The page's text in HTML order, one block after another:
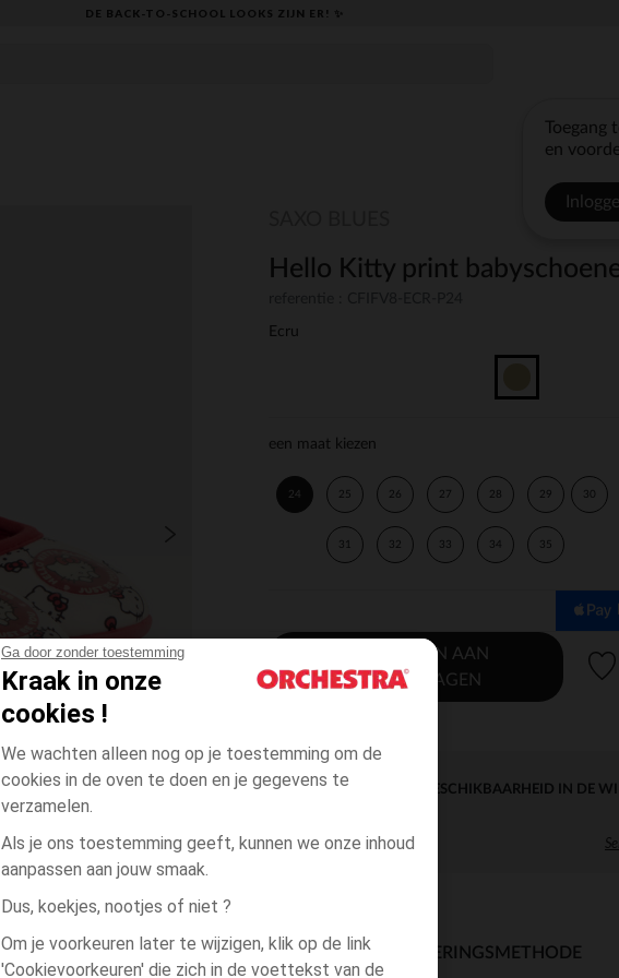
Ga door zonder toestemming
Kraak in onze
cookies !
We wachten alleen nog op je toestemming om de
cookies in de oven te doen en je gegevens te
verzamelen.
Als je ons toestemming geeft, kunnen we onze inhoud
aanpassen aan jouw smaak.
Dus, koekjes, nootjes of niet ?
Om je voorkeuren later te wijzigen, klik op de link
'Cookievoorkeuren' die zich in de voettekst van de
DE BACK-TO-SCHOOL LOOKS ZIJN ER! ✨
Toegang
en
Hello Kitty print
Ecru
een maat kiezen
24 25 26 27 28 29 30
31 32 33 34 35
TOEVOEGEN AAN
WINKELWAGEN
DIRECTE BESCHIKBAARHEID IN DE
BESCHIKBAARE LEVERINGSMETHODE